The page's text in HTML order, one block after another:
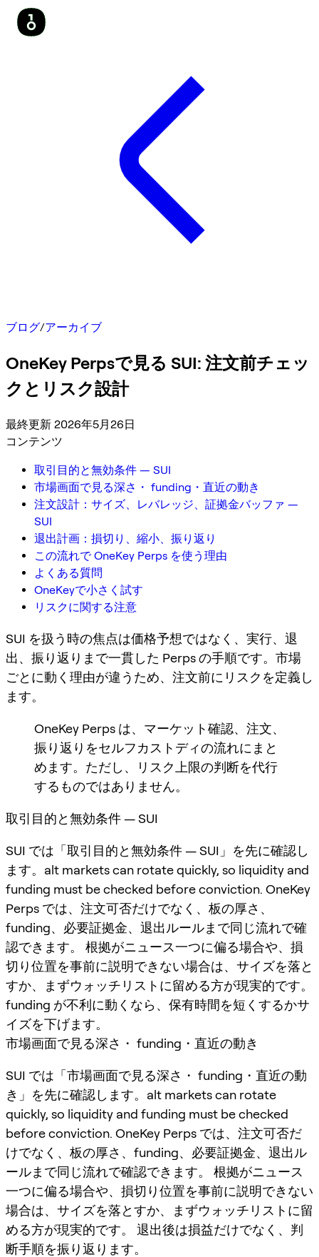
ブログ/アーカイブ
OneKey Perpsで見る SUI: 注文前チェッ
クとリスク設計
最終更新 2026年5月26日
コンテンツ
取引目的と無効条件 — SUI
市場画面で見る深さ・ funding・直近の動き
注文設計：サイズ、レバレッジ、証拠金バッファ —
SUI
退出計画：損切り、縮小、振り返り
この流れで OneKey Perps を使う理由
よくある質問
OneKeyで小さく試す
リスクに関する注意
SUI を扱う時の焦点は価格予想ではなく、実行、退
出、振り返りまで一貫した Perps の手順です。市場
ごとに動く理由が違うため、注文前にリスクを定義し
ます。
OneKey Perps は、マーケット確認、注文、
振り返りをセルフカストディの流れにまと
めます。ただし、リスク上限の判断を代行
するものではありません。
取引目的と無効条件 — SUI
SUI では「取引目的と無効条件 — SUI」を先に確認し
ます。alt markets can rotate quickly, so liquidity and
funding must be checked before conviction. OneKey
Perps では、注文可否だけでなく、板の厚さ、
funding、必要証拠金、退出ルールまで同じ流れで確
認できます。 根拠がニュース一つに偏る場合や、損
切り位置を事前に説明できない場合は、サイズを落と
すか、まずウォッチリストに留める方が現実的です。
funding が不利に動くなら、保有時間を短くするかサ
イズを下げます。
市場画面で見る深さ・ funding・直近の動き
SUI では「市場画面で見る深さ・ funding・直近の動
き」を先に確認します。alt markets can rotate
quickly, so liquidity and funding must be checked
before conviction. OneKey Perps では、注文可否だ
けでなく、板の厚さ、funding、必要証拠金、退出ル
ールまで同じ流れで確認できます。 根拠がニュース
一つに偏る場合や、損切り位置を事前に説明できない
場合は、サイズを落とすか、まずウォッチリストに留
める方が現実的です。 退出後は損益だけでなく、判
断手順を振り返ります。